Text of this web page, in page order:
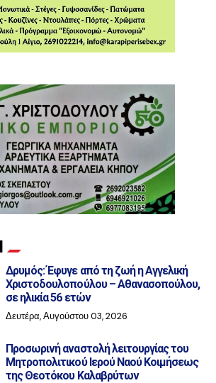
Δρυμός: Έφυγε από τη ζωή η Αγγελική
Χριστοδουλοπούλου – Αθανασοπούλου,
σε ηλικία 56 ετών
Δευτέρα, Αυγούστου 03, 2026
Προσωρινή αναστολή λειτουργίας του
Μητροπολιτικού Ιερού Ναού Κοιμήσεως
της Θεοτόκου Καλαβρύτων